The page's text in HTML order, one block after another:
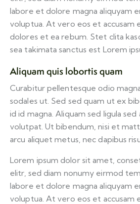
labore et dolore magna aliquyam
voluptua. At vero eos et accusam
dolores et ea rebum. Stet clita
sea takimata sanctus est Lorem
Aliquam quis lobortis quam
Curabitur pellentesque odio
sodales ut. Sed sed quam ut ex
id id magna. Aliquam sed ligula
volutpat. Ut bibendum, nisi et
arcu aliquet metus, nec dapibus
Lorem ipsum dolor sit amet,
elitr, sed diam nonumy eirmod
labore et dolore magna aliquyam
voluptua. At vero eos et accusam